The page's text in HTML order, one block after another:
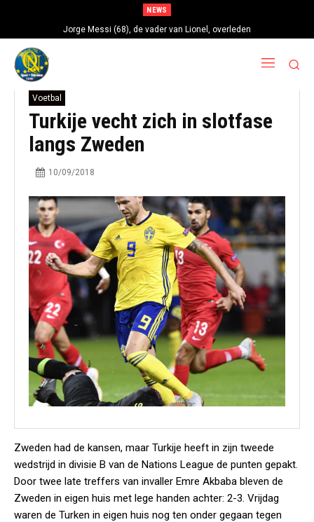
NEWS
Jorge Messi (68), de vader van Lionel, overleden
Voetbal
Turkije vecht zich in slotfase
langs Zweden
10/09/2018
Zweden had de kansen, maar Turkije heeft in zijn tweede
wedstrijd in divisie B van de Nations League de punten gepakt.
Door twee late treffers van invaller Emre Akbaba bleven de
Zweden in eigen huis met lege handen achter: 2-3. Vrijdag
waren de Turken in eigen huis nog ten onder gegaan tegen